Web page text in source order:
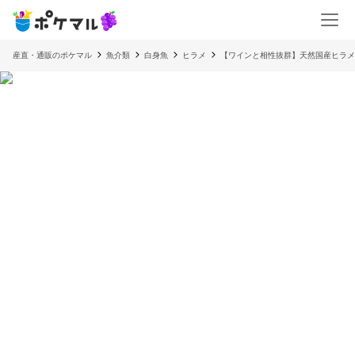
産直・通販のポケマル 魚介類 白身魚 ヒラメ 【ワインと相性抜群】天然国産ヒラ